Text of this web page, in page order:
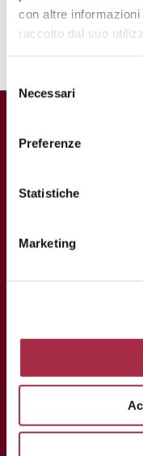
con altre
raccolto dal suo
Necessari
Preferenze
Statistiche
Marketing
freddi si
Tel.: +39 059